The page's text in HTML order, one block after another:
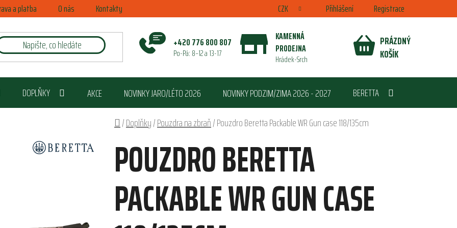
a platba O nás Kontakty CZK Přihlášení Registrace
+420 776 800 807
Po-Pá: 8–12 a 13-17
KAMENNÁ
PRODEJNA
Hrádek-Srch
NÁKUPNÍ
PRÁZDNÝ
KOŠÍK
DOPLŇKY AKCE NOVINKY JARO/LÉTO 2026 NOVINKY PODZIM/ZIMA 2026 - 2027
BERETTA
Domů
/Doplňky/Pouzdra na zbraň/Pouzdro Beretta Packable WR Gun case 118/135cm
POUZDRO BERETTA
PACKABLE WR GUN CASE